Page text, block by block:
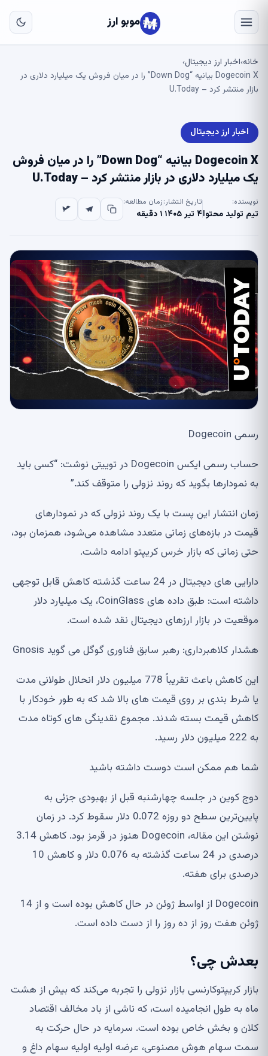
موبو ارز
خانه›اخبار ارز دیجیتال›
Dogecoin X بیانیه “Down Dog” را در میان فروش یک میلیارد دلاری در
بازار منتشر کرد – U.Today
اخبار ارز دیجیتال
Dogecoin X بیانیه “Down Dog” را در میان فروش
یک میلیارد دلاری در بازار منتشر کرد – U.Today
نویسنده:
تیم تولید محتوا
تاریخ انتشار:
۴ تیر ۱۴۰۵
زمان مطالعه:
۱ دقیقه
رسمی Dogecoin
حساب رسمی ایکس Dogecoin در توییتی نوشت: “کسی باید
به نمودارها بگوید که روند نزولی را متوقف کند.”
زمان انتشار این پست با یک روند نزولی که در نمودارهای
قیمت در بازه‌های زمانی متعدد مشاهده می‌شود، همزمان بود،
حتی زمانی که بازار خرس کریپتو ادامه داشت.
دارایی های دیجیتال در 24 ساعت گذشته کاهش قابل توجهی
داشته است: طبق داده های CoinGlass، یک میلیارد دلار
موقعیت در بازار ارزهای دیجیتال نقد شده است.
هشدار کلاهبرداری: رهبر سابق فناوری گوگل می گوید Gnosis
این کاهش باعث تقریباً 778 میلیون دلار انحلال طولانی مدت
یا شرط بندی بر روی قیمت های بالا شد که به طور خودکار با
کاهش قیمت بسته شدند. مجموع نقدینگی های کوتاه مدت
به 222 میلیون دلار رسید.
شما هم ممکن است دوست داشته باشید
دوج کوین در جلسه چهارشنبه قبل از بهبودی جزئی به
پایین‌ترین سطح دو روزه 0.072 دلار سقوط کرد. در زمان
نوشتن این مقاله، Dogecoin هنوز در قرمز بود. کاهش 3.14
درصدی در 24 ساعت گذشته به 0.076 دلار و کاهش 10
درصدی برای هفته.
Dogecoin از اواسط ژوئن در حال کاهش بوده است و از 14
ژوئن هفت روز از ده روز را از دست داده است.
بعدش چی؟
بازار کریپتوکارنسی بازار نزولی را تجربه می‌کند که بیش از هشت
ماه به طول انجامیده است، که ناشی از باد مخالف اقتصاد
کلان و بخش خاص بوده است. سرمایه در حال حرکت به
سمت سهام هوش مصنوعی، عرضه اولیه اولیه سهام داغ و